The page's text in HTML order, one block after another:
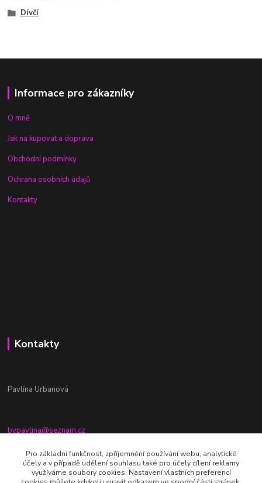
Dívčí
Informace pro zákazníky
O mně
Jak na kupovat a doprava
Obchodní podmínky
Ochrana osobních údajů
Kontakty
Kontakty
Pavlína Urbanová
bypavlina@seznam.cz
+420774917196
Fb stránka - By pavlina
Pro základní funkčnost, zpříjemnění používání webu, analytické
účely a v případě udělení souhlasu také pro účely cílení reklamy
využíváme soubory cookies. Nastavení vlastních preferencí